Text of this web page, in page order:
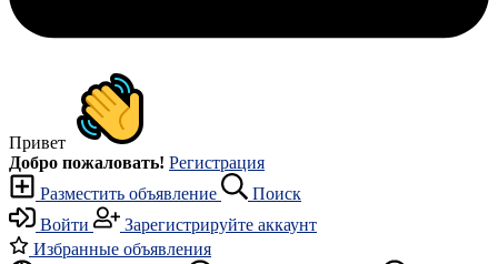
Привет
Добро пожаловать! Регистрация
Разместить объявление
Поиск
Войти
Зарегистрируйте аккаунт
Избранные объявления